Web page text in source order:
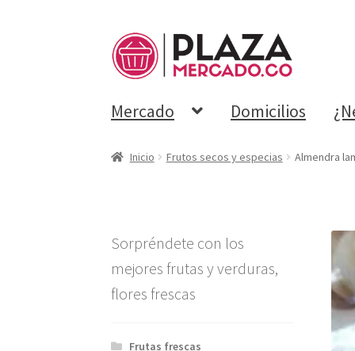
Mercado Domicilios
Inicio Frutos secos y especias Almendra
Sorpréndete con los
mejores frutas y verduras,
flores frescas
Frutas frescas